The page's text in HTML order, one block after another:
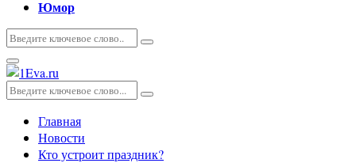
Юмор
Искать:
Поиск
Основное
меню
Искать:
Поиск
Главная
Новости
Кто устроит праздник?